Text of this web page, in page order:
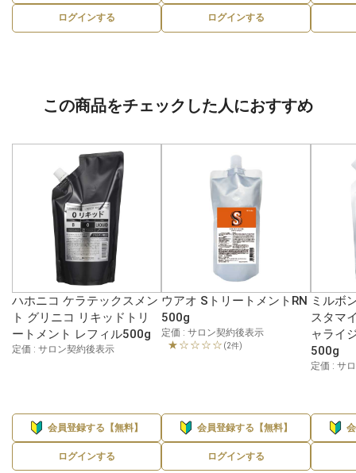
ログインする ログインする
この商品をチェックした人におすすめ
ハホニコ ケラテックスメン
ト グリニコ リキッドトリ
ートメント レフィル500g
定価 : サロン契約後表示
会員登録する【無料】
ログインする
ウアオ SトリートメントRN
500g
定価 : サロン契約後表示
★☆☆☆☆ (2件)
会員登録する【無料】
ログインする
ミルボ
スタマ
ャライ
500g
定価 : サ